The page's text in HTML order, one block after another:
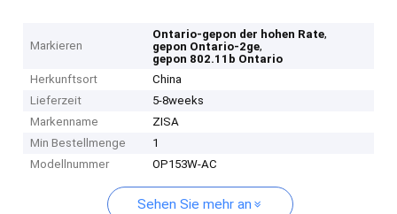
Markieren
Ontario-gepon der hohen Rate,
gepon Ontario-2ge,
gepon 802.11b Ontario
Herkunftsort
China
Lieferzeit
5-8weeks
Markenname
ZISA
Min Bestellmenge
1
Modellnummer
OP153W-AC
Sehen Sie mehr an